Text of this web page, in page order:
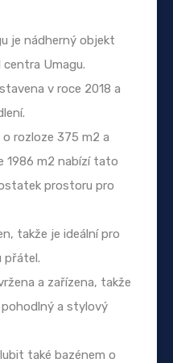
je nádherný objekt
Umagu.
v roce 2018 a
rozloze 375 m2 a
1986 m2 nabízí tato
prostoru pro
takže je ideální pro
přátel.
a zařízena, takže
a stylový
také bazénem o